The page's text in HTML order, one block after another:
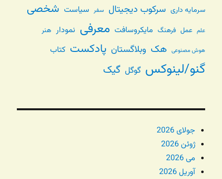
سرمایه داری سرکوب دیجیتال سفر سیاست شخصی
علم عمل فرهنگ مایکروسافت معرفی نمودار هنر
هوش مصنوعی هک وبلاگستان پادکست کتاب
گنو/لینوکس گوگل گیک
جولای 2026
ژوئن 2026
می 2026
آوریل 2026